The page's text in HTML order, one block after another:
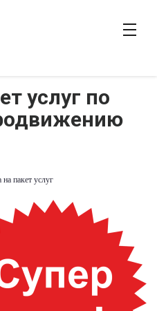
услуг по
пакет услуг